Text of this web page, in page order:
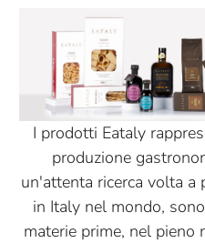
I prodotti Eataly
produzione
un'attenta ricerca volta a
in Italy nel mondo,
materie prime, nel